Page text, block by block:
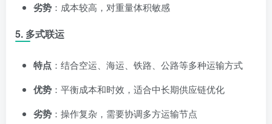
劣势 ：成本较高，对重量体积敏感
5. 多式联运
特点 ：结合空运、海运、铁路、公路等多种运输方式
优势 ：平衡成本和时效，适合中长期供应链优化
劣势 ：操作复杂，需要协调多方运输节点